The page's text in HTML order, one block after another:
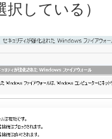
している）